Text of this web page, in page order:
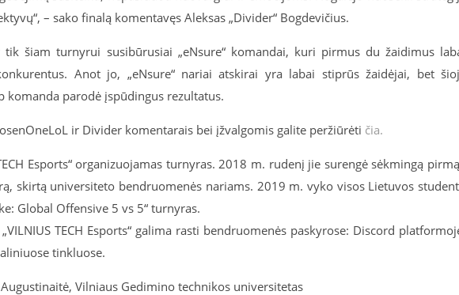
– sako finalą komentavęs Aleksas „Divider“ Bogdevičius.
šiam turnyrui susibūrusiai „eNsure“ komandai, kuri pirmus du žaidimus
Anot jo, „eNsure“ nariai atskirai yra labai stiprūs žaidėjai, bet
komanda parodė įspūdingus rezultatus.
ir Divider komentarais bei įžvalgomis galite peržiūrėti čia.
Esports“ organizuojamas turnyras. 2018 m. rudenį jie surengė sėkmingą
skirtą universiteto bendruomenės nariams. 2019 m. vyko visos Lietuvos
Global Offensive 5 vs 5“ turnyras.
TECH Esports“ galima rasti bendruomenės paskyrose: Discord
tinkluose.
Vilniaus Gedimino technikos universitetas